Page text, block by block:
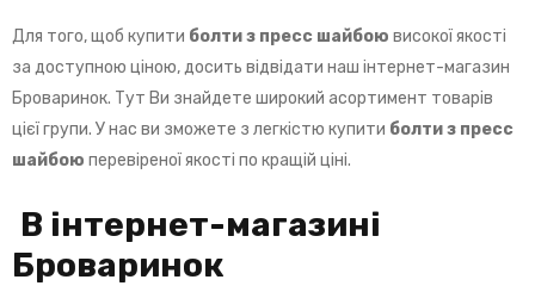
Для того, щоб купити болти з пресс шайбою високої якості
за доступною ціною, досить відвідати наш інтернет-магазин
Броваринок. Тут Ви знайдете широкий асортимент товарів
цієї групи. У нас ви зможете з легкістю купити болти з пресс
шайбою перевіреної якості по кращій ціні.
В інтернет-магазині
Броваринок